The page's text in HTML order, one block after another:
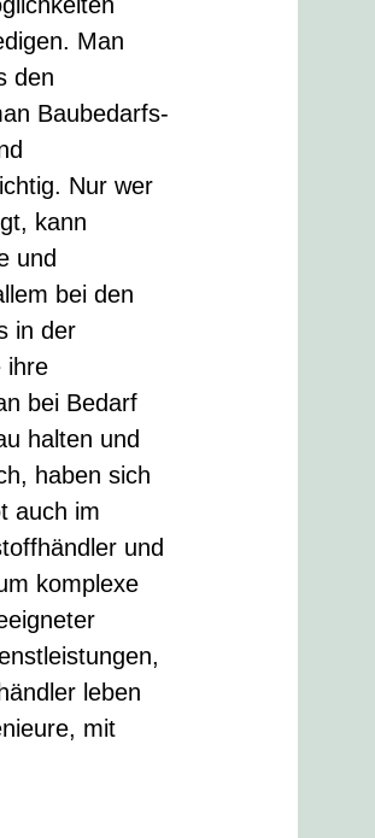
Man
den
Baubedarfs-
Nur wer
kann
und
bei den
in der
ihre
bei Bedarf
halten und
haben sich
auch im
und
komplexe
leben
mit